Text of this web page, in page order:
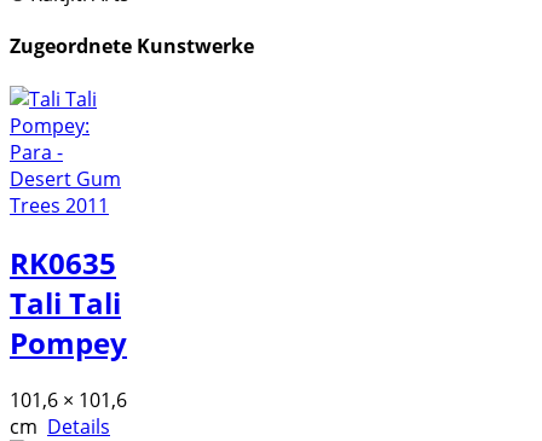
Zugeordnete Kunstwerke
RK0635
Tali Tali
Pompey
101,6 × 101,6
cm Details